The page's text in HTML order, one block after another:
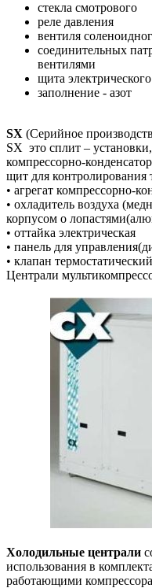
стекла смотрового
реле давления
вентиля
соединительных
вентилями
щита
заполнение - азот
SX (Серийное
SX это сплит –
компрессорно-
щит для контролирования
• агрегат компрессорно-
• охладитель воздуха
корпусом о
• оттайка электрическая
• панель для
• клапан
Централи
Холодильные централи
использования в
работающими